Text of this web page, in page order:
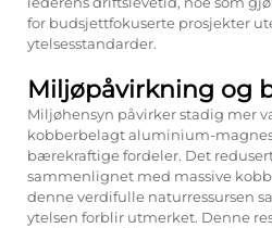
for budsjettfokuserte prosjekter
ytelsesstandarder.
Miljøpåvirkning og
Miljøhensyn påvirker stadig mer
kobberbelagt aluminium-
bærekraftige fordeler. Det
sammenlignet med massive
denne verdifulle naturressursen
ytelsen forblir utmerket. Denne